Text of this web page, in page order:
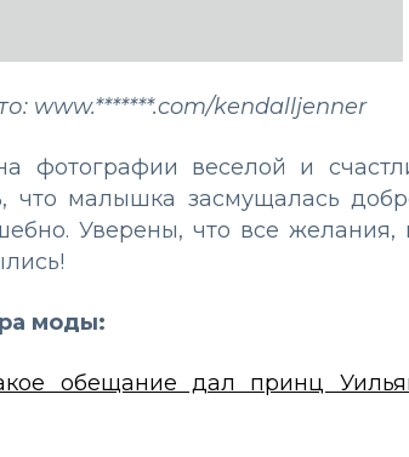
www.*******.com/kendalljenner
фотографии веселой и
что малышка засмущалась
Уверены, что все желания,
моды:
обещание дал принц